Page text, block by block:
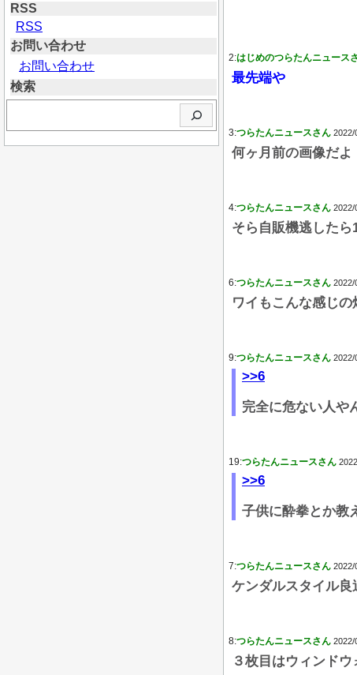
RSS
RSS
お問い合わせ
お問い合わせ
検索
2:はじめのつらたんニュース
最先端や
3:つらたんニュースさん 2022/
何ヶ月前の画像だよ
4:つらたんニュースさん 2022/
そら自販機逃したら
6:つらたんニュースさん 2022/
ワイもこんな感じ
9:つらたんニュースさん 2022/
>>6
完全に危ない人や
19:つらたんニュースさん
>>6
子供に酔拳とか教
7:つらたんニュースさん 2022/
ケンダルスタイル良
8:つらたんニュースさん 2022/
３枚目はウィンド